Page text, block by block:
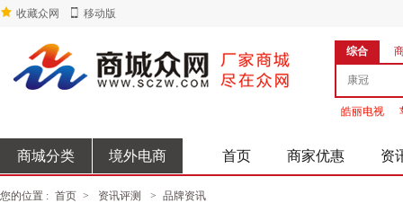
收藏众网 移动版
综合
皓丽电视
商城分类 境外电商 首页 商家优惠 资
您的位置 : 首页 > 资讯评测 > 品牌资讯